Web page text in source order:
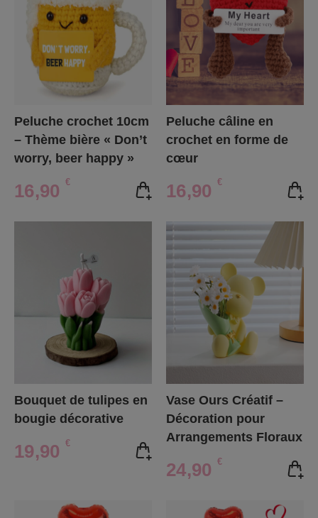
Peluche crochet 10cm
– Thème bière « Don’t
worry, beer happy »
16,90 €
Peluche câline en
crochet en forme de
cœur
16,90 €
Bouquet de tulipes en
bougie décorative
19,90 €
Vase Ours Créatif –
Décoration pour
Arrangements Floraux
24,90 €